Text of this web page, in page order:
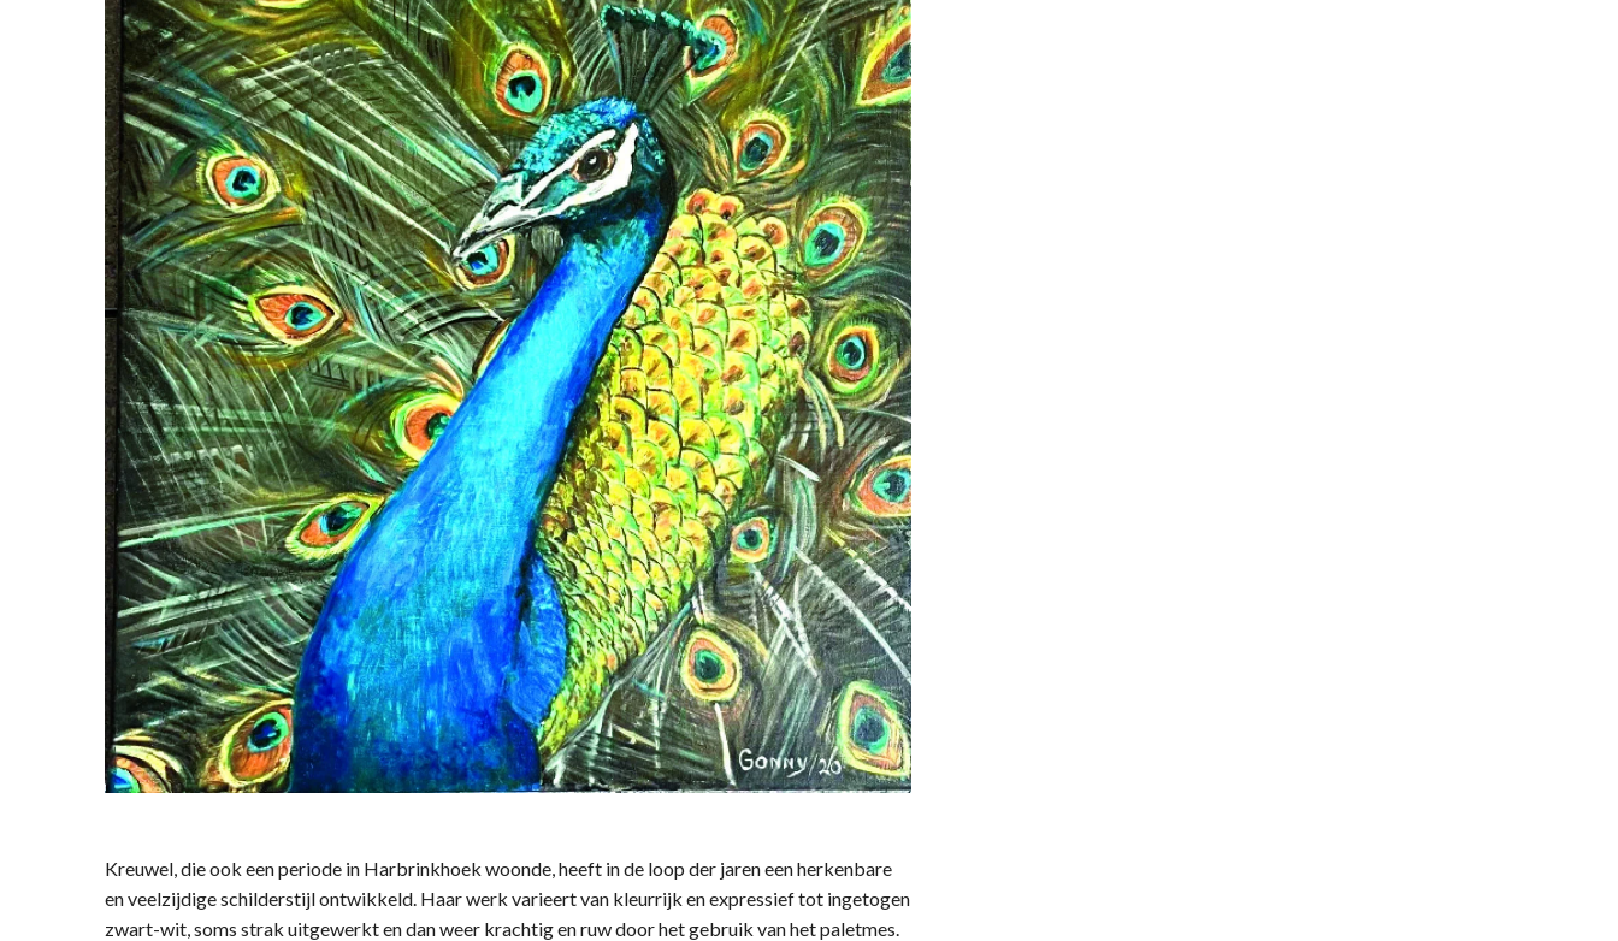
Kreuwel, die ook een periode in Harbrinkhoek woonde, heeft in de loop der jaren een herkenbare
en veelzijdige schilderstijl ontwikkeld. Haar werk varieert van kleurrijk en expressief tot ingetogen
zwart-wit, soms strak uitgewerkt en dan weer krachtig en ruw door het gebruik van het paletmes.